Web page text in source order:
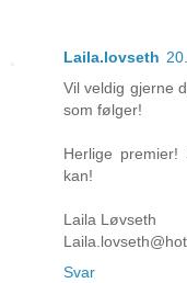
Laila.lovseth
Vil veldig gjerne
som følger!
Herlige
kan!
Laila Løvseth
Svar